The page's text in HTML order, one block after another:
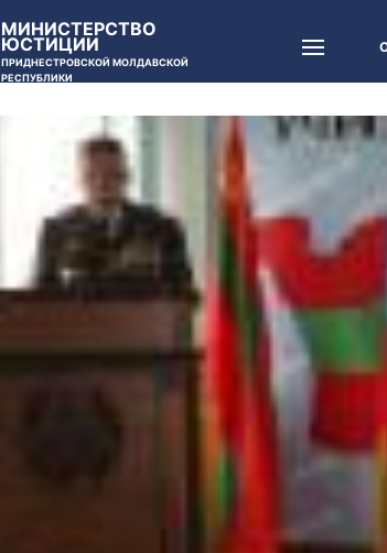
МИНИСТЕРСТВО
ЮСТИЦИИ
ПРИДНЕСТРОВСКОЙ МОЛДАВСКОЙ
РЕСПУБЛИКИ